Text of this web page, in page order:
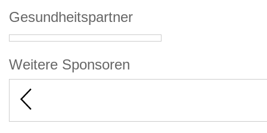
Gesundheitspartner
Weitere Sponsoren